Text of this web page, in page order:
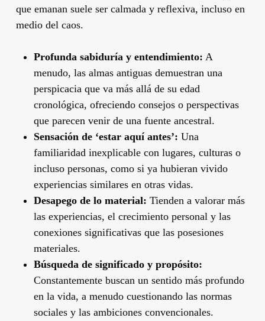
que emanan suele ser calmada y reflexiva, incluso en
medio del caos.
Profunda sabiduría y entendimiento: A
menudo, las almas antiguas demuestran una
perspicacia que va más allá de su edad
cronológica, ofreciendo consejos o perspectivas
que parecen venir de una fuente ancestral.
Sensación de ‘estar aquí antes’: Una
familiaridad inexplicable con lugares, culturas o
incluso personas, como si ya hubieran vivido
experiencias similares en otras vidas.
Desapego de lo material: Tienden a valorar más
las experiencias, el crecimiento personal y las
conexiones significativas que las posesiones
materiales.
Búsqueda de significado y propósito:
Constantemente buscan un sentido más profundo
en la vida, a menudo cuestionando las normas
sociales y las ambiciones convencionales.